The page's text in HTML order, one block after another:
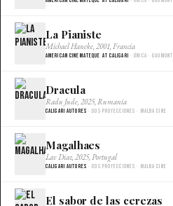
La Pianiste
Michael Haneke, 2001, Francia
American Cinemateque at Caligari · Única · Gaumont
Dracula
Radu Jude, 2025, Rumania
Caligari Autores · Dos proyecciones · Malba Cine
Magalhaes
Lav Diaz, 2025, Portugal
Caligari Autores · Dos proyecciones · Malba Cine
El sabor de las cerezas